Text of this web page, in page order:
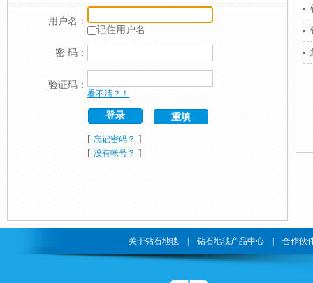
用户名：
记住用户名
密 码：
验证码：
看不清？！
[ 忘记密码？ ]
[ 没有帐号？ ]
关于钻石地毯 钻石地毯产品中心 合作伙